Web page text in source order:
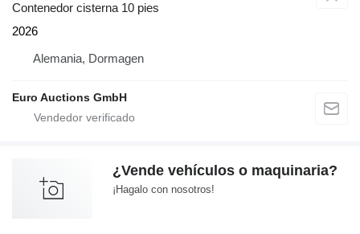
Contenedor cisterna 10 pies
2026
Alemania, Dormagen
Euro Auctions GmbH
¿Vende vehículos o maquinaria?
¡Hagalo con nosotros!